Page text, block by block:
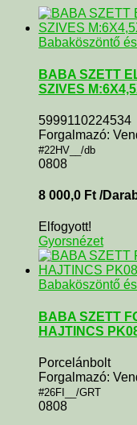
Babaköszöntő
BABA SZETT
SZIVES
5999110224534
Forgalmazó:
#22HV__/db
0808
8 000,0 Ft /
Elfogyott!
Gyorsnézet
Babaköszöntő
BABA SZETT
HAJTINCS
Porcelánbolt
Forgalmazó:
#26FI__/GRT
0808